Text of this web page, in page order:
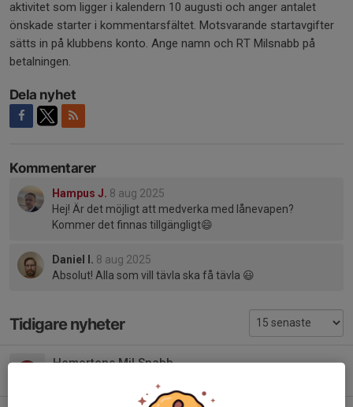
aktivitet som ligger i kalendern 10 augusti och anger antalet
önskade starter i kommentarsfältet. Motsvarande startavgifter
sätts in på klubbens konto. Ange namn och RT Milsnabb på
betalningen.
Dela nyhet
Kommentarer
Hampus J. 8 aug 2025
Hej! Är det möjligt att medverka med lånevapen?
Kommer det finnas tillgängligt😄
Daniel I. 8 aug 2025
Absolut! Alla som vill tävla ska få tävla 😃
Tidigare nyheter
Hemortens Mil Snabb